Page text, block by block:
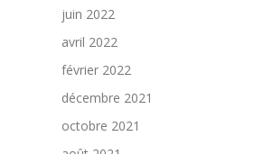
juin 2022
avril 2022
février 2022
décembre 2021
octobre 2021